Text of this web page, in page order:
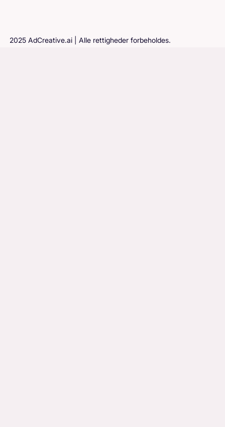
2025 AdCreative.ai | Alle rettigheder forbeholdes.